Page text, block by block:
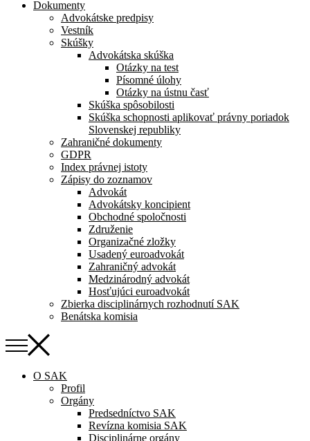
Dokumenty
Advokátske predpisy
Vestník
Skúšky
Advokátska skúška
Otázky na test
Písomné úlohy
Otázky na ústnu časť
Skúška spôsobilosti
Skúška schopnosti aplikovať právny poriadok
Slovenskej republiky
Zahraničné dokumenty
GDPR
Index právnej istoty
Zápisy do zoznamov
Advokát
Advokátsky koncipient
Obchodné spoločnosti
Združenie
Organizačné zložky
Usadený euroadvokát
Zahraničný advokát
Medzinárodný advokát
Hosťujúci euroadvokát
Zbierka disciplinárnych rozhodnutí SAK
Benátska komisia
O SAK
Profil
Orgány
Predsedníctvo SAK
Revízna komisia SAK
Disciplinárne orgány